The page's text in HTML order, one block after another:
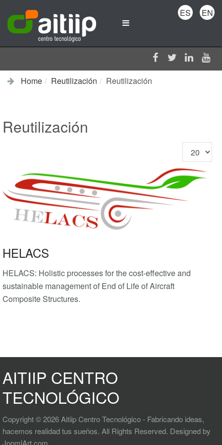
Home Reutilización Reutilización
Reutilización
Display
#
HELACS
HELACS: Holistic processes for the cost-effective and
sustainable management of End of Life of Aircraft
Composite Structures.
ES EN
AITIIP CENTRO
TECNOLÓGICO
Copyright © 2026 Aitiip Centro Tecnológico - Fabricando ideas,
hacemos realidad tus sueños. All Rights Reserved. Designed by
JoomlArt.com